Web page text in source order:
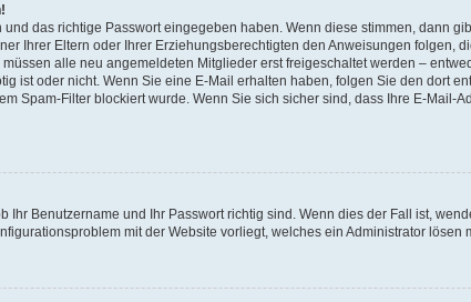
das richtige Passwort eingegeben haben. Wenn diese stimmen, dann
Ihrer Eltern oder Ihrer Erziehungsberechtigten den Anweisungen folgen,
alle neu angemeldeten Mitglieder erst freigeschaltet werden –
ist oder nicht. Wenn Sie eine E-Mail erhalten haben, folgen Sie den dort
Spam-Filter blockiert wurde. Wenn Sie sich sicher sind, dass Ihre E-Mail-
Ihr Benutzername und Ihr Passwort richtig sind. Wenn dies der Fall ist,
mit der Website vorliegt, welches ein Administrator lösen